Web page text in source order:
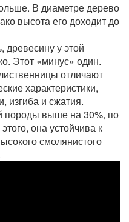
В диаметре дерево
высота его доходит до
у этой
Этот «минус» один.
отличают
характеристики,
изгиба и сжатия.
породы выше на 30%, по
она устойчива к
смолянистого